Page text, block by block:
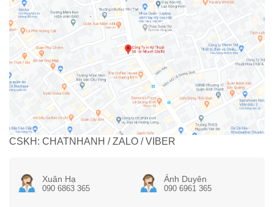
CSKH: CHATNHANH / ZALO / VIBER
Xuân Hạ
090 6863 365
Ánh Duyên
090 6961 365